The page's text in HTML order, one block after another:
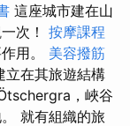
這座城市建在山
次！ 按摩課程
用。 美容撥筋
立在其旅遊結構
，峽谷
就有組織的旅